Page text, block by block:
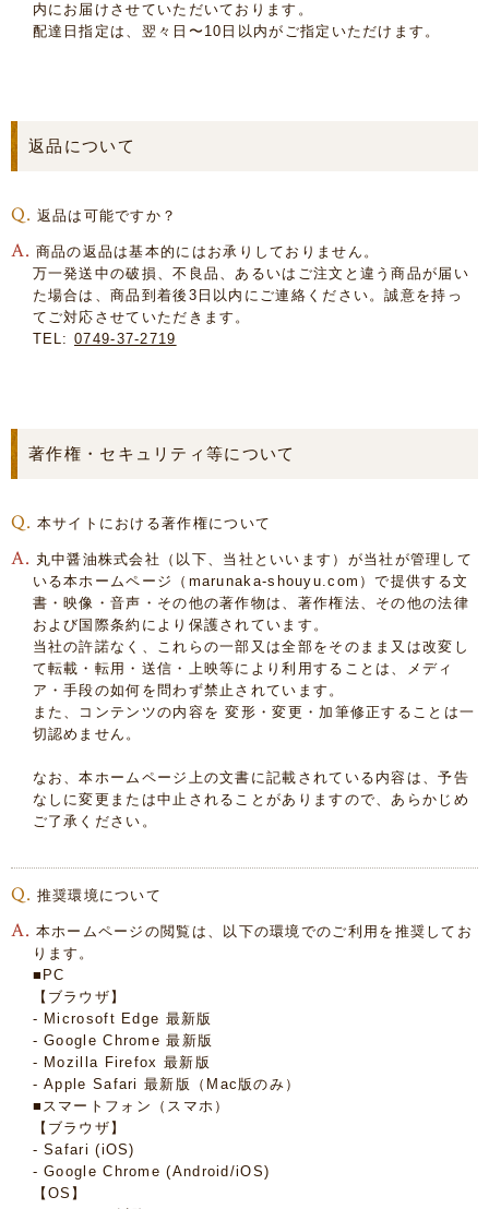
内にお届けさせていただいております。
配達日指定は、翌々日〜10日以内がご指定いただけます。
返品について
返品は可能ですか？
商品の返品は基本的にはお承りしておりません。
万一発送中の破損、不良品、あるいはご注文と違う商品が届い
た場合は、商品到着後3日以内にご連絡ください。誠意を持っ
てご対応させていただきます。
TEL: 0749-37-2719
著作権・セキュリティ等について
本サイトにおける著作権について
丸中醤油株式会社（以下、当社といいます）が当社が管理して
いる本ホームページ（marunaka-shouyu.com）で提供する文
書・映像・音声・その他の著作物は、著作権法、その他の法律
および国際条約により保護されています。
当社の許諾なく、これらの一部又は全部をそのまま又は改変し
て転載・転用・送信・上映等により利用することは、メディ
ア・手段の如何を問わず禁止されています。
また、コンテンツの内容を 変形・変更・加筆修正することは一
切認めません。
なお、本ホームページ上の文書に記載されている内容は、予告
なしに変更または中止されることがありますので、あらかじめ
ご了承ください。
推奨環境について
本ホームページの閲覧は、以下の環境でのご利用を推奨してお
ります。
■PC
【ブラウザ】
- Microsoft Edge 最新版
- Google Chrome 最新版
- Mozilla Firefox 最新版
- Apple Safari 最新版（Mac版のみ）
■スマートフォン（スマホ）
【ブラウザ】
- Safari (iOS)
- Google Chrome (Android/iOS)
【OS】